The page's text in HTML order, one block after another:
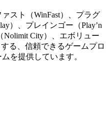
スト（WinFast）、プラグ
）、プレインゴー（Play’n
City）、エボリュー
る、信頼できるゲームプロ
を提供しています。